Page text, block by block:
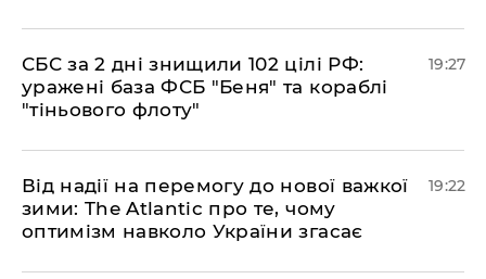
​СБС за 2 дні знищили 102 цілі РФ:
уражені база ФСБ "Беня" та кораблі
"тіньового флоту"
19:27
​Від надії на перемогу до нової важкої
зими: The Atlantic про те, чому
оптимізм навколо України згасає
19:22